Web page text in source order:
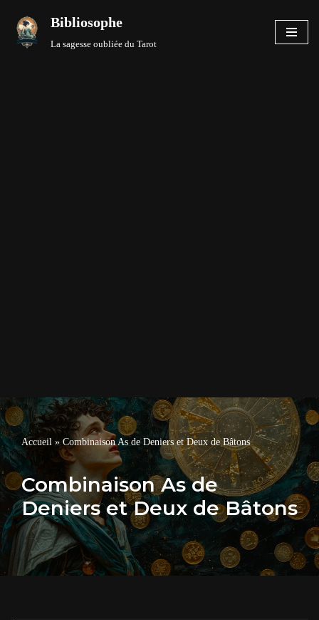
Aller
Bibliosophe
La sagesse oubliée du Tarot
Accueil » Combinaison As de Deniers et Deux de Bâtons
Combinaison As de
Deniers et Deux de Bâtons